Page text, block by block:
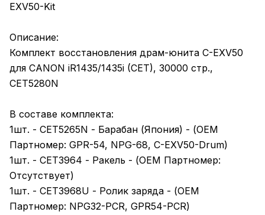
EXV50-Kit
Описание:
Комплект восстановления драм-юнита C-EXV50
для CANON iR1435/1435i (CET), 30000 стр.,
CET5280N
В составе комплекта:
1шт. - CET5265N - Барабан (Япония) - (OEM
Партномер: GPR-54, NPG-68, C-EXV50-Drum)
1шт. - CET3964 - Ракель - (OEM Партномер:
Отсутствует)
1шт. - CET3968U - Ролик заряда - (OEM
Партномер: NPG32-PCR, GPR54-PCR)